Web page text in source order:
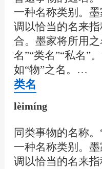
一种名称类别。
调以恰当的名来
合。墨家将所用
名”“类名”“私名”
如“物”之名。…
类名
lèimíng
同类事物的名称
一种名称类别。
调以恰当的名来